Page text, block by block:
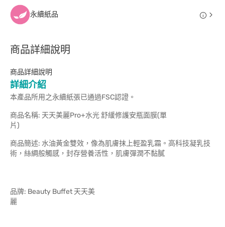
永續紙品
商品詳細說明
商品詳細說明
詳細介紹
本產品所用之永續紙張已通過FSC認證。
商品名稱: 天天美麗Pro+水光 舒緩修護安瓶面膜(單
商品簡述: 水油黃金雙效，像為肌膚抹上輕盈乳霜。高科技凝乳技
術，絲綢般觸感，封存營養活性，肌膚彈潤不黏膩
品牌: Beauty Buffet 天天美